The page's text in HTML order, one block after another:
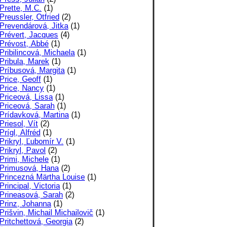
Prette, M.C. (1)
Preussler, Otfried (2)
Prevendárová, Jitka(1)
Prévert, Jacques (4)
Prévost, Abbé (1)
Pribilincová, Michaela(1)
Pribula, Marek (1)
Príbusová, Margita(1)
Price, Geoff (1)
Price, Nancy (1)
Priceová, Lissa(1)
Priceová, Sarah (1)
Prídavková, Martina(1)
Priesol, Vít (2)
Prígl, Alfréd (1)
Prikryl, Ľubomír V. (1)
Prikryl, Pavol (2)
Primi, Michele (1)
Primusová, Hana(2)
Princezná Märtha Louise (1)
Principal, Victoria(1)
Prineasová, Sarah (2)
Prinz, Johanna(1)
Prišvin, Michail Michailovič (1)
Pritchettová, Georgia(2)